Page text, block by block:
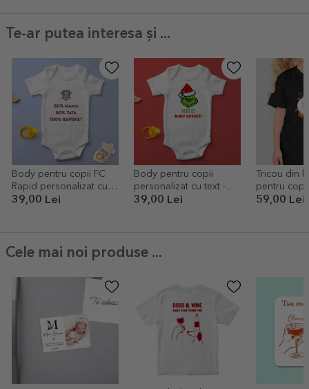
Te-ar putea interesa și ...
Body pentru copii FC
Rapid personalizat cu
mesaj - 100% Rapidist
39,00 Lei
Body pentru copii
personalizat cu text -
Grinch
39,00 Lei
Tricou din
pentru copii
59,00 Lei
Cele mai noi produse ...